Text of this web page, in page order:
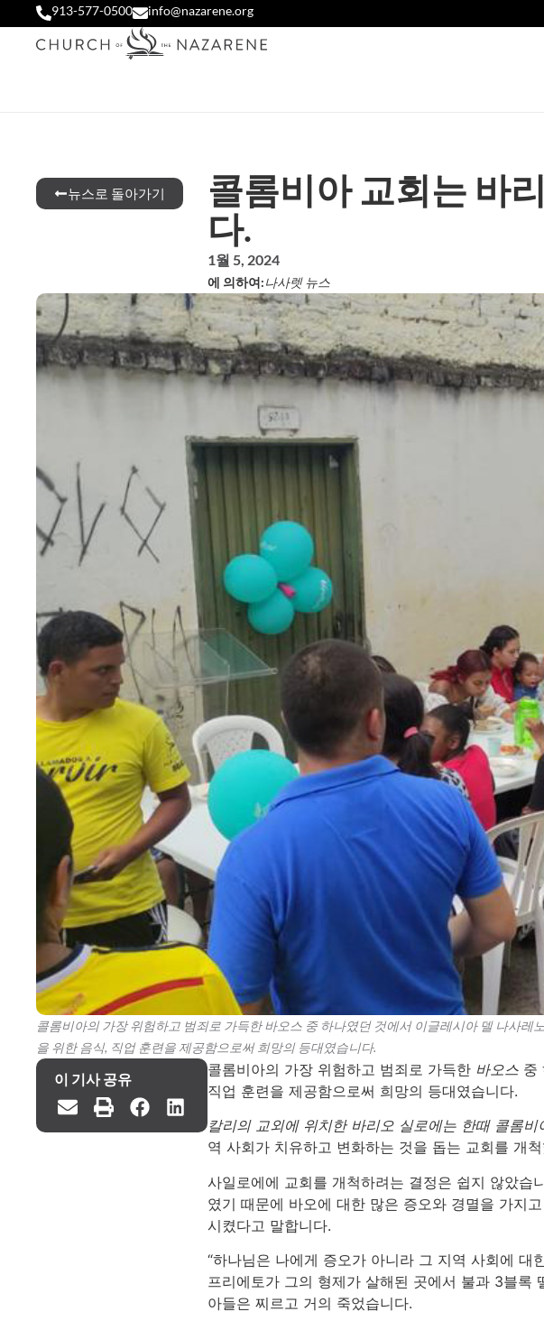
913-577-0500 info@nazarene.org
뉴스로 돌아가기
콜롬비아 교회는 바
다.
1월 5, 2024
에 의하여:나사렛 뉴스
콜롬비아의 가장 위험하고 범죄로 가득한 바오스 중 하나였던 것에서 이글레시아 델 나사레
을 위한 음식, 직업 훈련을 제공함으로써 희망의 등대였습니다.
이 기사 공유
콜롬비아의 가장 위험하고 범죄로 가득한 바오스중
직업 훈련을 제공함으로써 희망의 등대였습니다.
칼리의 교외에 위치한 바리오 실로에는 한때 콜롬비
역 사회가 치유하고 변화하는 것을 돕는 교회를 개
사일로에에 교회를 개척하려는 결정은 쉽지 않았습
였기 때문에 바오에 대한 많은 증오와 경멸을 가지
시켰다고 말합니다.
“하나님은 나에게 증오가 아니라 그 지역 사회에 대
프리에토가 그의 형제가 살해된 곳에서 불과 3블록
아들은 찌르고 거의 죽었습니다.